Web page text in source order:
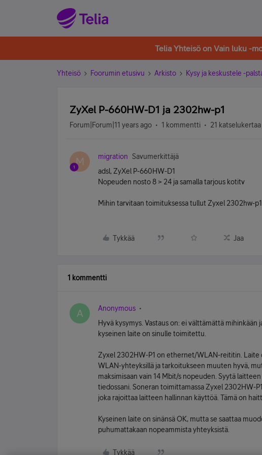
Telia Yhteisö on Vain luku -
Yhteisö Foorumin etusivu Arkisto Kysy ja keskustele -
ZyXel P-660HW-D1 ja 2302hw-p1
Forum|Forum|11 years ago 1 kommentti 21 katselukertaa
M migration
Savumerkittäjä
adsl, ZyXel P-660HW-D1
Nopeuden nosto 8 > 24 ja samalla tarjous kotitv
Mihin tarvitaan toimituksessa tullut Zyxel 2302hw-p1
Tykkää Jaa
1 kommentti
A Anonymous
Hyvä kysymys. Vastaus on: ei välttämättä mihinkään
kyseinen laite on sinulle toimitettu.
Zyxel 2302HW-P1 on ethernet/WLAN-reititin.
WLAN-yhteyksillä ja tarkoitukseen muuten hyvä,
maksimisaan vain 14 Mbit/s nopeuden. Syytä
tiedossani. Soneran toimittamassa Zyxel 2302HW-
joka rajoittaa laitteen hallinnan käyttöä. Tämä on
Kyseinen laite on sinänsä OK, mutta se saattaa
puhumattakaan nopeammista yhteyksistä.
Tykkää